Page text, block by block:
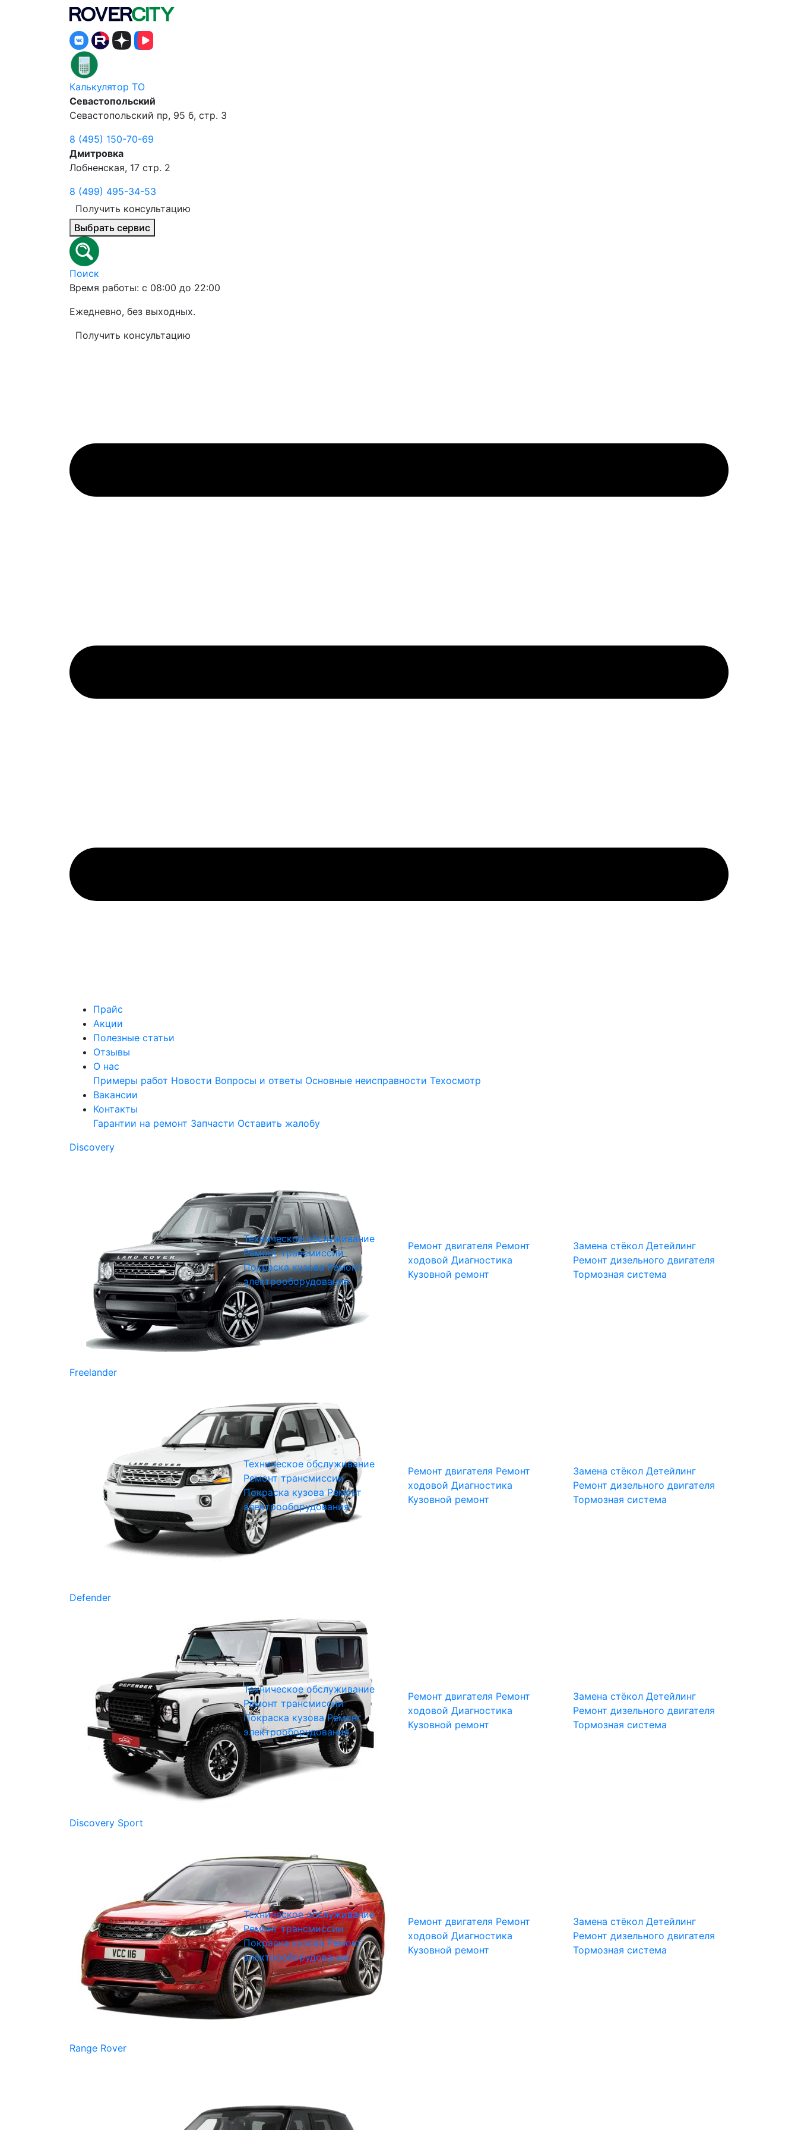
Калькулятор ТО
Севастопольский
Севастопольский пр, 95 б, стр. 3
8 (495) 150-70-69
Дмитровка
Лобненская, 17 стр. 2
8 (499) 495-34-53
Получить консультацию
Выбрать сервис
Поиск
Время работы: с 08:00 до 22:00
Ежедневно, без выходных.
Получить консультацию
Прайс
Акции
Полезные статьи
Отзывы
О нас
Примеры работ Новости Вопросы и ответы Основные неисправности Техосмотр
Вакансии
Контакты
Гарантии на ремонт Запчасти Оставить жалобу
Discovery
Техническое обслуживание
Ремонт трансмиссии
Покраска кузова Ремонт
электрооборудования
Ремонт двигателя Ремонт
ходовой Диагностика
Кузовной ремонт
Замена стёкол Детейлинг
Ремонт дизельного двигателя
Тормозная система
Freelander
Техническое обслуживание
Ремонт трансмиссии
Покраска кузова Ремонт
электрооборудования
Ремонт двигателя Ремонт
ходовой Диагностика
Кузовной ремонт
Замена стёкол Детейлинг
Ремонт дизельного двигателя
Тормозная система
Defender
Техническое обслуживание
Ремонт трансмиссии
Покраска кузова Ремонт
электрооборудования
Ремонт двигателя Ремонт
ходовой Диагностика
Кузовной ремонт
Замена стёкол Детейлинг
Ремонт дизельного двигателя
Тормозная система
Discovery Sport
Техническое обслуживание
Ремонт трансмиссии
Покраска кузова Ремонт
электрооборудования
Ремонт двигателя Ремонт
ходовой Диагностика
Кузовной ремонт
Замена стёкол Детейлинг
Ремонт дизельного двигателя
Тормозная система
Range Rover